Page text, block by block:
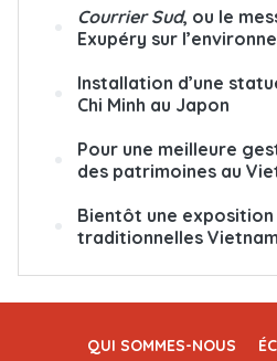
Courrier Sud, ou le
Exupéry sur
Installation d’une
Chi Minh au Japon
Pour une meilleure
des patrimoines au
Bientôt une
traditionnelles
QUI SOMMES-NOUS